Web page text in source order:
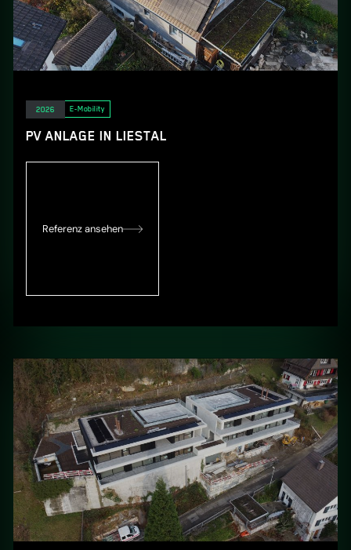
Elektro E-Mobility
PV ANLAGE IN LIESTAL
Referenz ansehen
2026